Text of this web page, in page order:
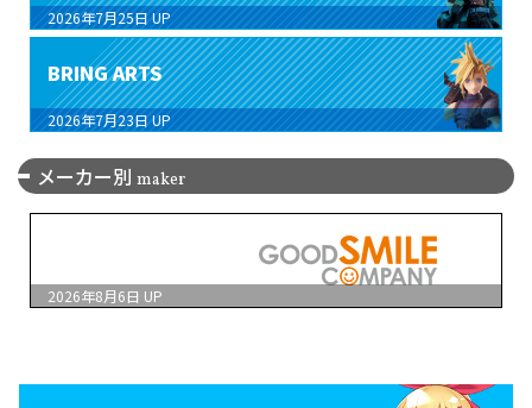
2026年7月25日 UP
BRING ARTS
2026年7月23日 UP
メーカー別 maker
2026年8月6日 UP